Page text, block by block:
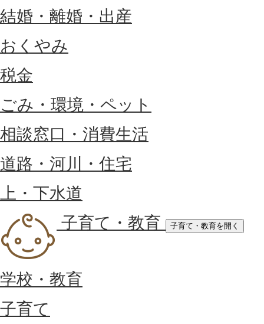
結婚・離婚・出産
おくやみ
税金
ごみ・環境・ペット
相談窓口・消費生活
道路・河川・住宅
上・下水道
子育て・教育
子育て・教育を開く
学校・教育
子育て